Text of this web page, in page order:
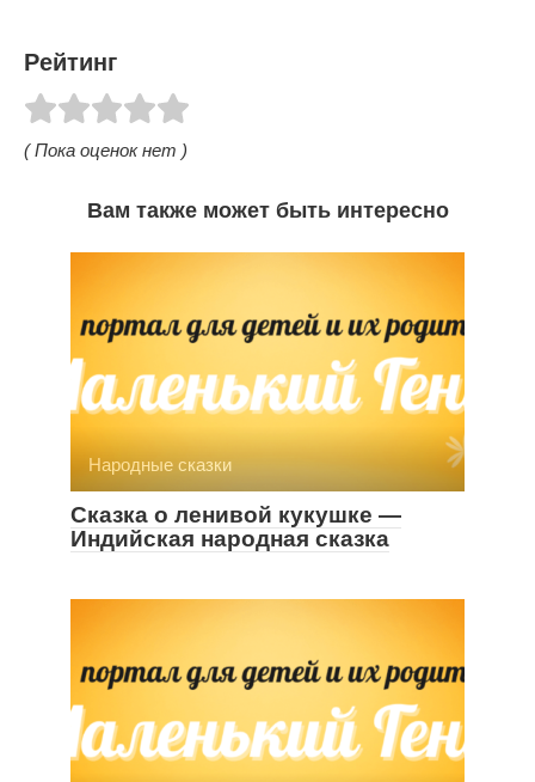
Рейтинг
( Пока оценок нет )
Вам также может быть интересно
Народные сказки
Сказка о ленивой кукушке —
Индийская народная сказка